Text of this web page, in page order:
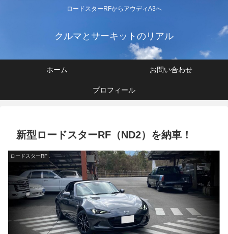
ロードスターRFからアウディA3へ
クルマとサーキットのリアル
ホーム お問い合わせ
プロフィール
新型ロードスターRF（ND2）を納車！
ロードスターRF